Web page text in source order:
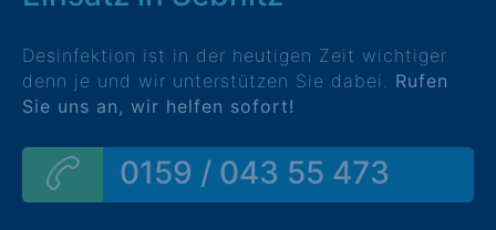
Desinfektion ist in der heutigen Zeit wichtiger
denn je und wir unterstützen Sie dabei. Rufen
Sie uns an, wir helfen sofort!
0159 / 043 55 473